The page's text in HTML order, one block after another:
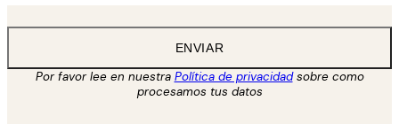
ENVIAR
Por favor lee en nuestra Política de privacidadsobre como
procesamos tus datos